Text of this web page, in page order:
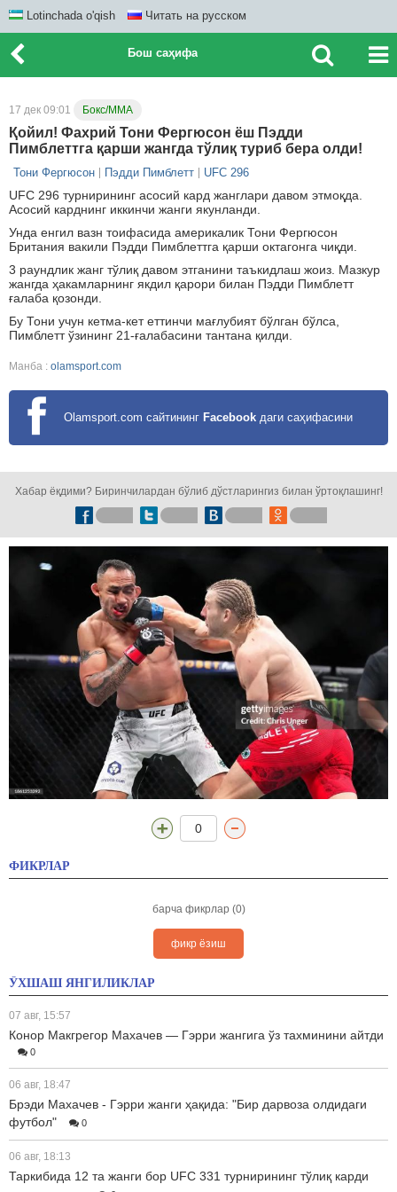
Lotinchada o'qish Читать на русском
Бош саҳифа
17 дек 09:01 Бокс/ММА
Қойил! Фахрий Тони Фергюсон ёш Пэдди
Пимблеттга қарши жангда тўлиқ туриб бера олди!
Тони Фергюсон Пэдди Пимблетт UFC 296
UFC 296 турнирининг асосий кард жанглари давом этмоқда.
Асосий карднинг иккинчи жанги якунланди.
Унда енгил вазн тоифасида америкалик Тони Фергюсон
Британия вакили Пэдди Пимблеттга қарши октагонга чиқди.
3 раундлик жанг тўлиқ давом этганини таъкидлаш жоиз. Мазкур
жангда ҳакамларнинг якдил қарори билан Пэдди Пимблетт
ғалаба қозонди.
Бу Тони учун кетма-кет еттинчи мағлубият бўлган бўлса,
Пимблетт ўзининг 21-ғалабасини тантана қилди.
Манба : olamsport.com
Olamsport.com сайтининг Facebook даги саҳифасини
Хабар ёқдими? Биринчилардан бўлиб дўстларингиз билан ўртоқлашинг!
0
ФИКРЛАР
барча фикрлар (0)
фикр ёзиш
ЎХШАШ ЯНГИЛИКЛАР
07 авг, 15:57
Конор Макгрегор Махачев — Гэрри жангига ўз тахминини айтди
0
06 авг, 18:47
Брэди Махачев - Гэрри жанги ҳақида: "Бир дарвоза олдидаги
футбол"
0
06 авг, 18:13
Таркибида 12 та жанги бор UFC 331 турнирининг тўлиқ карди